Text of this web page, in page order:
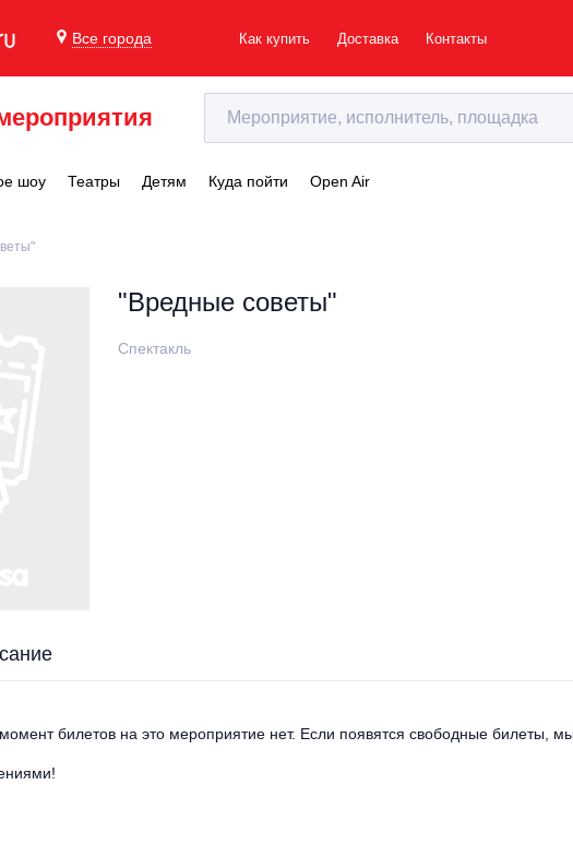
Все города Как купить Доставка Контакты
шоу Театры Детям Куда пойти Open Air
"Вредные советы"
Спектакль
билетов на это мероприятие нет. Если появятся свободные билеты,